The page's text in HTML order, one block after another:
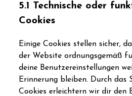
5.1 Technische oder
Cookies
Einige Cookies stellen sicher,
der Website ordnungsgemäß
deine Benutzereinstellungen
Erinnerung bleiben. Durch das
Cookies erleichtern wir dir den